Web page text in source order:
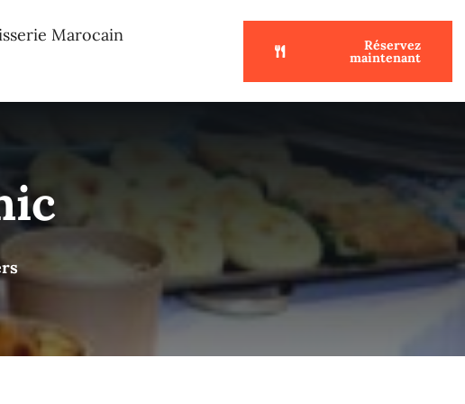
Marocain
Réservez
maintenant